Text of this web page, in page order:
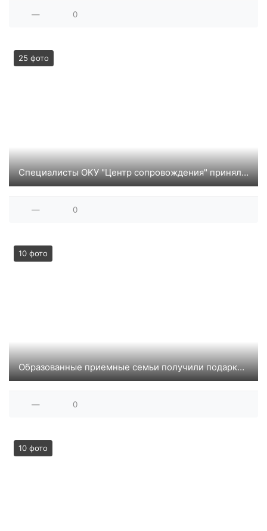
— 0
25 фото
Специалисты ОКУ "Центр сопровождения" приняли участие в выставке-форуме "Россия" г. Москва
— 0
10 фото
Образованные приемные семьи получили подарки к Новому году
— 0
10 фото